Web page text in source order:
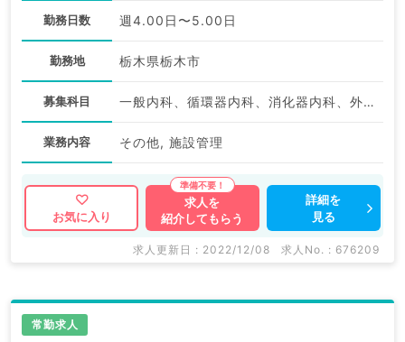
勤務日数 週4.00日〜5.00日
勤務地 栃木県栃木市
募集科目 一般内科、循環器内科、消化器内科、外科系全般、一般外科、消化器外科
業務内容 その他, 施設管理
お気に入り
求人を
紹介してもらう
詳細を
見る
求人更新日 : 2022/12/08 求人No. : 676209
常勤求人